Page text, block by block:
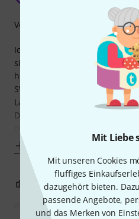
Mit Liebe
Mit unseren Cookies
fluffiges
dazugehört bieten.
passende Angebote,
und das Merken von
Ich brauchte neue
sind mir zu teuer, also selber
hier bei Thomann auf das recht
SW gestoßen. Hab mir damit
Lautsprecherkabel gefertigt.
Die einzelnen Litzen sind sehr
Verarbeitung
0